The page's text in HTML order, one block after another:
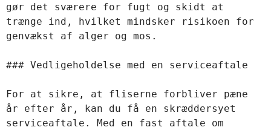
gør det sværere for fugt og skidt at
trænge ind, hvilket mindsker risikoen for
genvækst af alger og mos.
### Vedligeholdelse med en serviceaftale
For at sikre, at fliserne forbliver pæne
år efter år, kan du få en skræddersyet
serviceaftale. Med en fast aftale om